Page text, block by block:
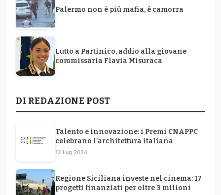
Palermo non è più mafia, è camorra
Lutto a Partinico, addio alla giovane
commissaria Flavia Misuraca
DI REDAZIONE POST
Talento e innovazione: i Premi CNAPPC
celebrano l’architettura italiana
12 Lug 2024
Regione Siciliana investe nel cinema: 17
progetti finanziati per oltre 3 milioni